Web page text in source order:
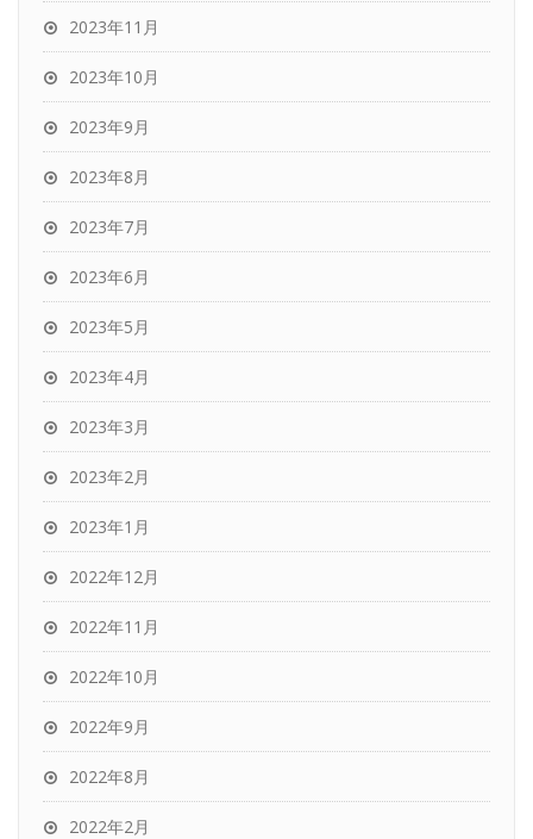
2023年11月
2023年10月
2023年9月
2023年8月
2023年7月
2023年6月
2023年5月
2023年4月
2023年3月
2023年2月
2023年1月
2022年12月
2022年11月
2022年10月
2022年9月
2022年8月
2022年2月